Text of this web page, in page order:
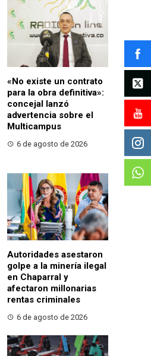
«No existe un contrato
para la obra definitiva»:
concejal lanzó
advertencia sobre el
Multicampus
6 de agosto de 2026
Autoridades asestaron
golpe a la minería ilegal
en Chaparral y
afectaron millonarias
rentas criminales
6 de agosto de 2026